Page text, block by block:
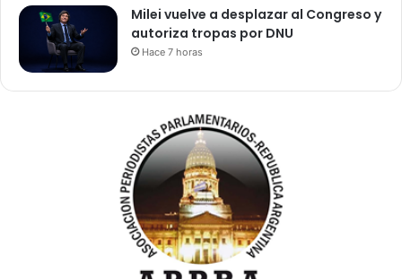
Milei vuelve a desplazar al Congreso y
autoriza tropas por DNU
Hace 7 horas